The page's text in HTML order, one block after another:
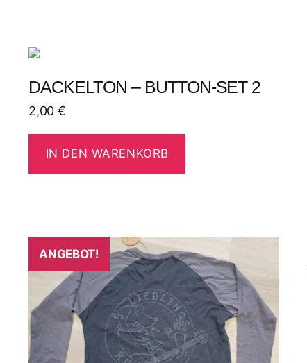
DACKELTON – BUTTON-SET 2
2,00 €
IN DEN WARENKORB
ANGEBOT!